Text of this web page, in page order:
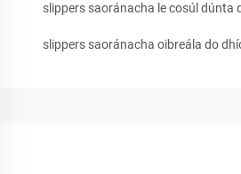
slippers saoránacha le cosúl dúnta
slippers saoránacha oibreála do